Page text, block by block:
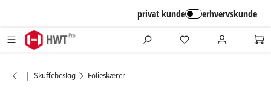
privat kunde erhvervskunde
| Skuffebeslag Folieskærer